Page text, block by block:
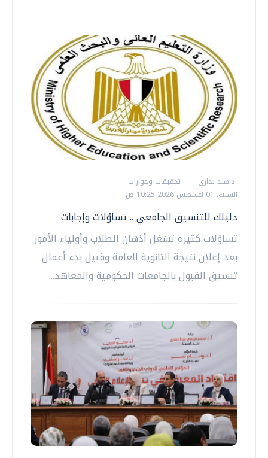
د.هند بدارى
تحقيقات وحوارات
السبت، 01 اغسطس 2026 10:25 ص
دليلك للتنسيق الجامعي .. تساؤلات وإجابات
تساؤلات كثيرة تشغل أذهان الطلاب وأولياء الأمور
بعد إعلان نتيجة الثانوية العامة وقبيل بدء أعمال
تنسيق القبول بالجامعات الحكومية والمعاهد...